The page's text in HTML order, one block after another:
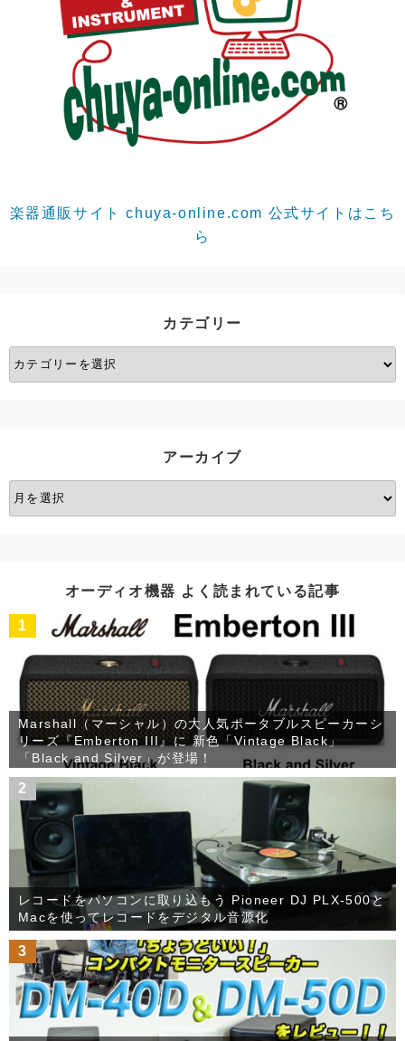
楽器通販サイト chuya-online.com 公式サイトはこち
ら
カテゴリー
カ
テ
アーカイブ
ア
ー
オーディオ機器 よく読まれている記事
1
Marshall（マーシャル）の大人気ポータブルスピーカーシ
リーズ『Emberton III』に 新色「Vintage Black」
「Black and Silver」が登場！
2
レコードをパソコンに取り込もう Pioneer DJ PLX-500と
Macを使ってレコードをデジタル音源化
3